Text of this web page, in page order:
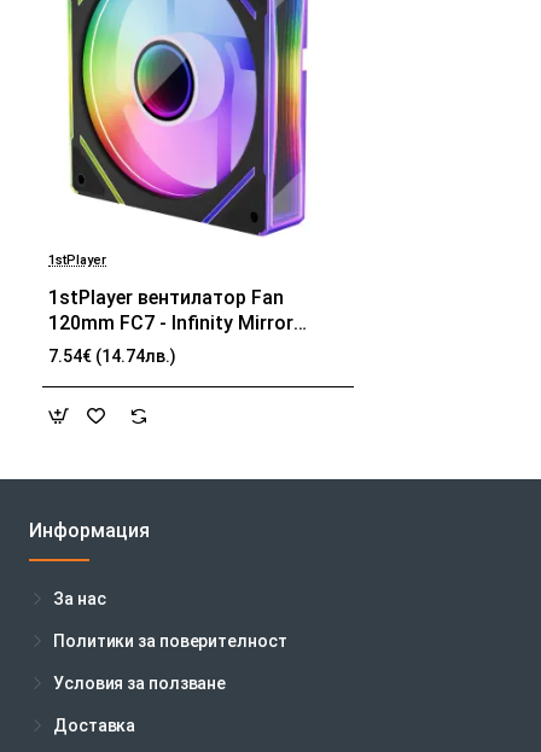
1stPlayer
1stPlayer вентилатор Fan
120mm FC7 - Infinity Mirror
ARGB - Black
7.54€ (14.74лв.)
Информация
За нас
Политики за поверителност
Условия за ползване
Доставка